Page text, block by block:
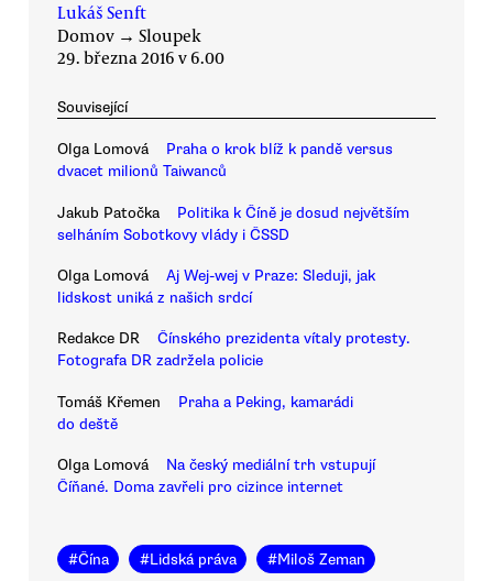
Lukáš Senft
Domov → Sloupek
29. března 2016 v 6.00
Související
Olga Lomová
Praha o krok blíž k pandě versus
dvacet milionů Taiwanců
Jakub Patočka
Politika k Číně je dosud největším
selháním Sobotkovy vlády i ČSSD
Olga Lomová
Aj Wej-wej v Praze: Sleduji, jak
lidskost uniká z našich srdcí
Redakce DR
Čínského prezidenta vítaly protesty.
Fotografa DR zadržela policie
Tomáš Křemen
Praha a Peking, kamarádi
do deště
Olga Lomová
Na český mediální trh vstupují
Číňané. Doma zavřeli pro cizince internet
#Čína #Lidská práva #Miloš Zeman